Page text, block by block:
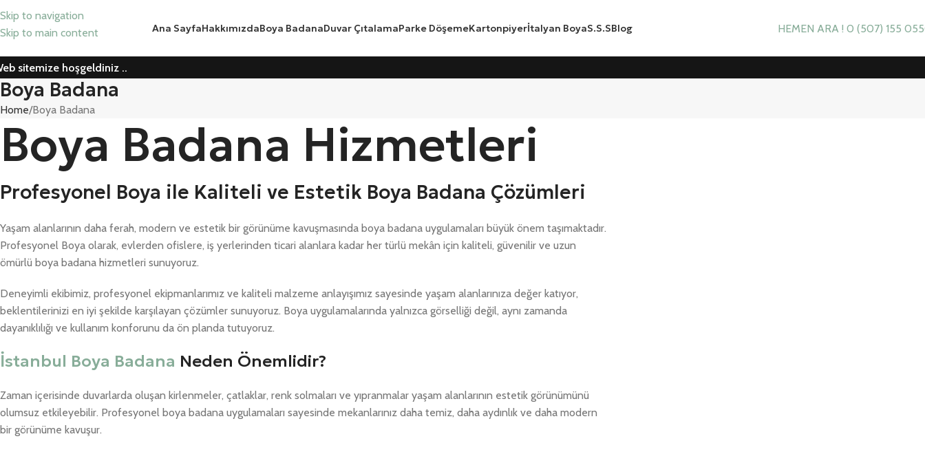
Skip to navigation
Skip to main content
Ana SayfaHakkımızdaBoya BadanaDuvar ÇıtalamaParke DöşemeKartonpiyerİtalyan BoyaS.S.SBlog HEMEN ARA ! 0 (507) 155
sitemize hoşgeldiniz ..
Boya Badana
Home Boya Badana
Boya Badana Hizmetleri
Profesyonel Boya ile Kaliteli ve Estetik Boya Badana Çözümleri
Yaşam alanlarının daha ferah, modern ve estetik bir görünüme kavuşmasında boya badana uygulamaları büyük önem taşımaktadır.
Profesyonel Boya olarak, evlerden ofislere, iş yerlerinden ticari alanlara kadar her türlü mekân için kaliteli, güvenilir ve uzun
ömürlü boya badana hizmetleri sunuyoruz.
Deneyimli ekibimiz, profesyonel ekipmanlarımız ve kaliteli malzeme anlayışımız sayesinde yaşam alanlarınıza değer katıyor,
beklentilerinizi en iyi şekilde karşılayan çözümler sunuyoruz. Boya uygulamalarında yalnızca görselliği değil, aynı zamanda
dayanıklılığı ve kullanım konforunu da ön planda tutuyoruz.
İstanbul Boya Badana Neden Önemlidir?
Zaman içerisinde duvarlarda oluşan kirlenmeler, çatlaklar, renk solmaları ve yıpranmalar yaşam alanlarının estetik görünümünü
olumsuz etkileyebilir. Profesyonel boya badana uygulamaları sayesinde mekanlarınız daha temiz, daha aydınlık ve daha modern
bir görünüme kavuşur.